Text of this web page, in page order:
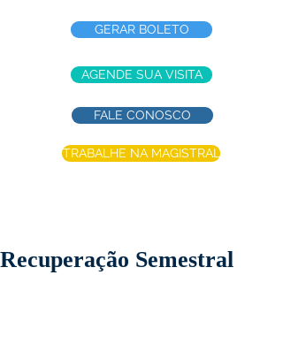
GERAR BOLETO
AGENDE SUA VISITA
FALE CONOSCO
TRABALHE NA MAGISTRAL
Recuperação Semestral